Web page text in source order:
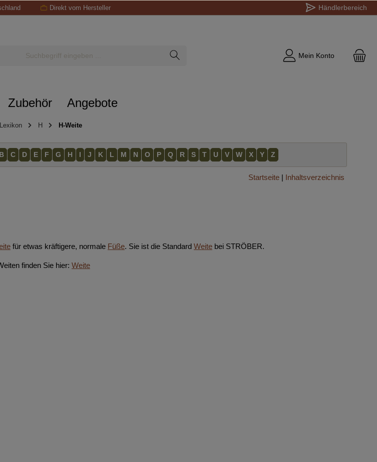
Direkt vom Hersteller Händlerbereich
Mein Konto
Zubehör Angebote
Lexikon H H-Weite
B C D E F G H I J K L M N O P Q R S T U V W X Y Z
Startseite | Inhaltsverzeichnis
für etwas kräftigere, normale Füße. Sie ist die Standard Weite bei STRÖBER.
finden Sie hier: Weite